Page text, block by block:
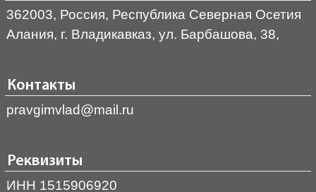
362003, Россия, Республика Северная Осетия
Алания, г. Владикавказ, ул. Барбашова, 38,
Контакты
pravgimvlad@mail.ru
Реквизиты
ИНН 1515906920